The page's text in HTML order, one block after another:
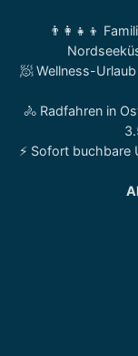
👨‍👩‍👧‍👦
🧖 Wellness-
🚴 Radfahren in
⚡ Sofort